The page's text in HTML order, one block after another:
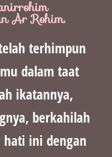
Ar Rohim.
terhimpun
dalam taat
ikatannya,
berkahilah
ini dengan